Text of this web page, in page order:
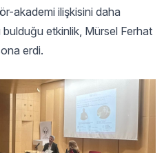
akademi ilişkisini daha
bulduğu etkinlik, Mürsel Ferhat
erdi.